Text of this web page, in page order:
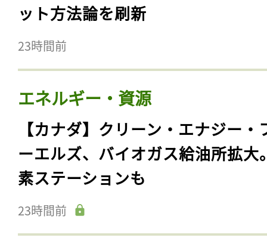
ット方法論を刷新
23時間前
エネルギー・資源
【カナダ】クリーン・エナジー・
ーエルズ、バイオガス給油所拡大
素ステーションも
23時間前